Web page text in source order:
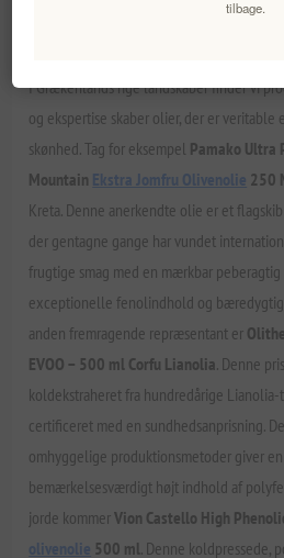
Økologisk & Tidlig Høst
I Grækenlands rige landskaber finder vi
og ekspertise skaber olier, der er veritable
skønhed. Tag for eksempel Pamako Ultra
Mountain Ekstra Jomfru Olivenolie 250
Kreta. Denne anerkendte olie er et
der gentagne gange har vundet
frugtige smag med en mærkbar
exceptionelle fenolindhold og
anden fremragende repræsentant er
EVOO – 500 ml Corfu Lianolia. Denne
koldekstraheret fra hundredårige
certificeret med en sundhedsanprisning.
omhyggelige produktionsmetoder giver
bemærkelsesværdigt højt indhold af
jorde kommerVion Castello High
olivenolie 500 ml. Denne koldpressede,
tilbage.